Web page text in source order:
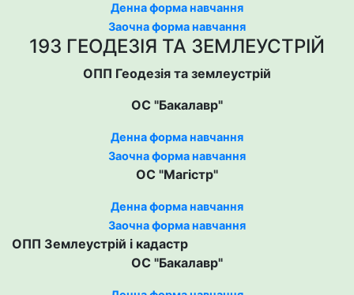
Денна форма навчання
Заочна форма навчання
193 ГЕОДЕЗІЯ ТА ЗЕМЛЕУСТРІЙ
ОПП Геодезія та землеустрій
ОС "Бакалавр"
Денна форма навчання
Заочна форма навчання
ОС "Магістр"
Денна форма навчання
Заочна форма навчання
ОПП Землеустрій і кадастр
ОС "Бакалавр"